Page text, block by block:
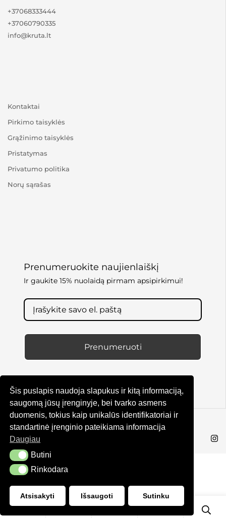
Šis puslapis naudoja slapukus ir kitą informaciją,
saugomą jūsų įrenginyje, bei tvarko asmens
duomenis, tokius kaip unikalūs identifikatoriai ir
standartinė įrenginio pateikiama informacija
Daugiau
Butini Butini
RinkodaraRinkodara
Atsisakyti Išsaugoti Sutinku
+37068333444
+37060790335
info@kruta.lt
Kontaktai
Pirkimo taisyklės
Grąžinimo taisyklės
Pristatymas
Privatumo politika
Norų sąrašas
Prenumeruokite naujienlaiškį
Ir gaukite 15% nuolaidą pirmam apsipirkimui!
Prenumeruoti
© KRUTA 2025